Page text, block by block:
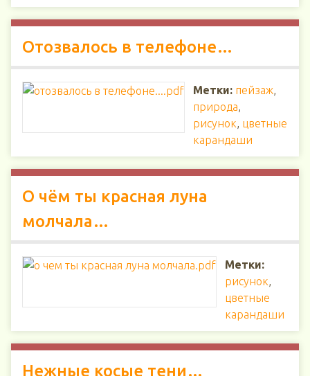
Отозвалось в телефоне…
Метки: пейзаж,
природа,
рисунок, цветные
карандаши
О чём ты красная луна
молчала…
Метки:
рисунок,
цветные
карандаши
Нежные косые тени…